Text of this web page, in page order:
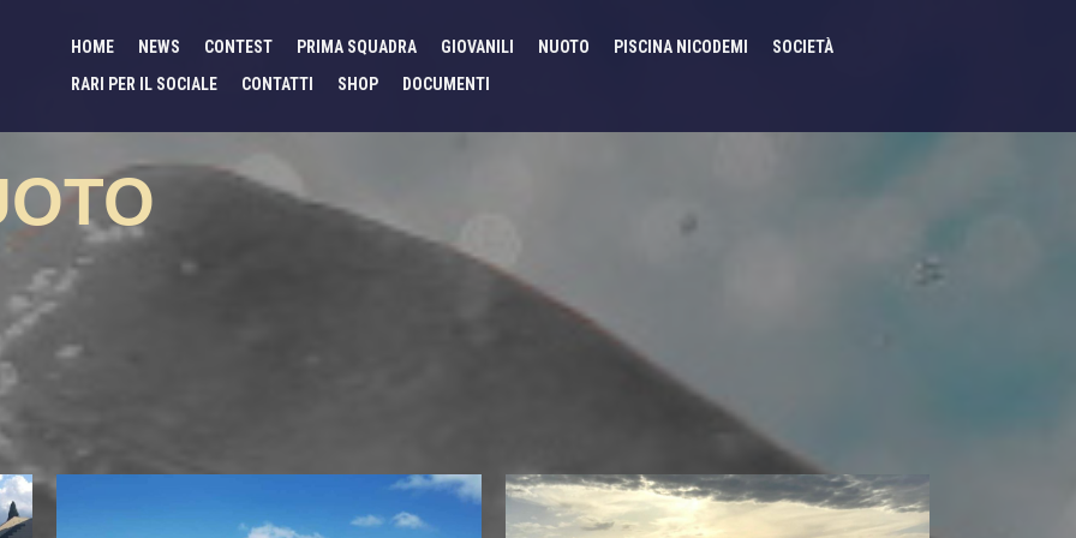
HOME NEWS CONTEST PRIMA SQUADRA GIOVANILI NUOTO PISCINA NICODEMI
SOCIETÀ
RARI PER IL SOCIALE
CONTATTI SHOP DOCUMENTI